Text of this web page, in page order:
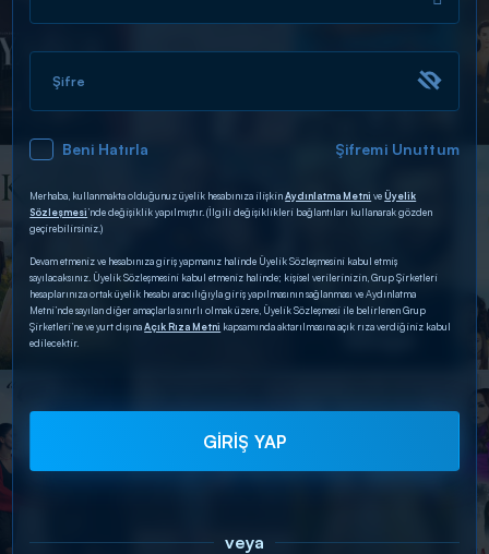
DİĞER SONUÇLAR
Şifre
Beni Hatırla Şifremi Unuttum
Merhaba, kullanmakta olduğunuz üyelik hesabınıza ilişkinAydınlatma Metni veÜyelik
Sözleşmesi’nde değişiklik yapılmıştır. (İlgili değişiklikleri bağlantıları kullanarak gözden
geçirebilirsiniz.)
Devam etmeniz ve hesabınıza giriş yapmanız halinde Üyelik Sözleşmesini kabul etmiş
sayılacaksınız. Üyelik Sözleşmesini kabul etmeniz halinde; kişisel verilerinizin, Grup Şirketleri
hesaplarınıza ortak üyelik hesabı aracılığıyla giriş yapılmasının sağlanması ve Aydınlatma
Metni’nde sayılan diğer amaçlarla sınırlı olmak üzere, Üyelik Sözleşmesi ile belirlenen Grup
Şirketleri’ne ve yurt dışınaAçık Rıza Metni kapsamında aktarılmasına açık rıza verdiğiniz kabul
edilecektir.
GİRİŞ YAP
veya